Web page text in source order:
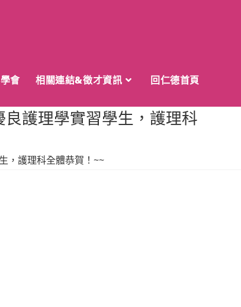
會 相關連結&徵才資訊 回仁德首頁
護理學實習學生，護理科
，護理科全體恭賀！~~